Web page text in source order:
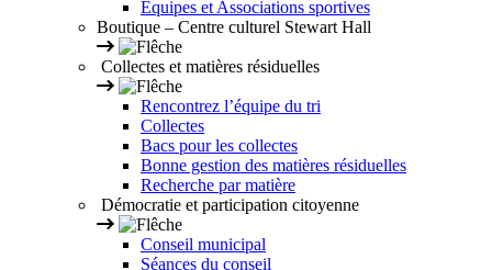
Équipes et Associations sportives
Boutique – Centre culturel Stewart Hall
Collectes et matières résiduelles
Rencontrez l’équipe du tri
Collectes
Bacs pour les collectes
Bonne gestion des matières résiduelles
Recherche par matière
Démocratie et participation citoyenne
Conseil municipal
Séances du conseil